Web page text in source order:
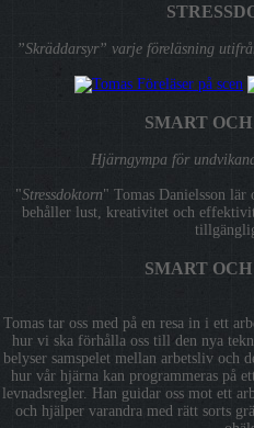
”Skräddarsyr” varje föreläsning
SMART
Hjärngympa för
"Stressdoktorn" Tomas Danielsson
behåller lust, kreativitet och
SMART
Tomas tar oss med på en resa in i ett
hur vi ska förhålla oss till den nya
belyser samspelet mellan arbetsliv och
hur vår hjärna kan programmeras på
levnadsregler. Han guidar oss mot ett
och hjälper varandra med rätt sorts